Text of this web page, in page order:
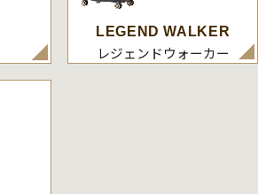
LEGEND WALKER
レジェンドウォーカー